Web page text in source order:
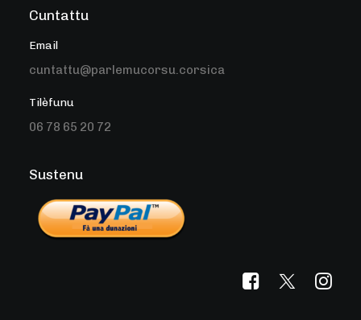
Cuntattu
Email
cuntattu@parlemucorsu.corsica
Tilèfunu
06 78 65 20 72
Sustenu